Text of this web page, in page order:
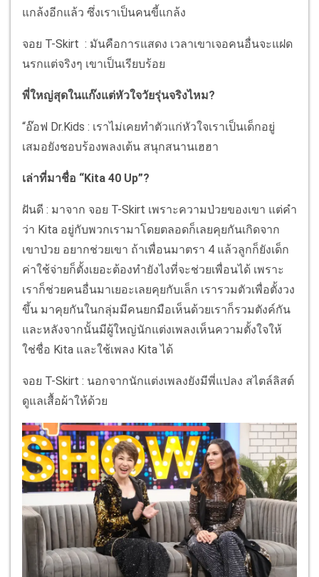
แกล้งอีกแล้ว ซึ่งเราเป็นคนขี้แกล้ง
จอย T-Skirt : มันคือการแสดง เวลาเขาเจอคนอื่นจะแฝด
นรกแต่จริงๆ เขาเป็นเรียบร้อย
พี่ใหญ่สุดในแก๊งแต่หัวใจวัยรุ่นจริงไหม?
“อ๊อฟ Dr.Kids : เราไม่เคยทำตัวแก่หัวใจเราเป็นเด็กอยู่
เสมอยังชอบร้องพลงเต้น สนุกสนานเฮฮา
เล่าที่มาชื่อ “Kita 40 Up”?
ฝันดี : มาจาก จอย T-Skirt เพราะความป่วยของเขา แต่คำ
ว่า Kita อยู่กับพวกเรามาโดยตลอดก็เลยคุยกันเกิดจาก
เขาป่วย อยากช่วยเขา ถ้าเพื่อนมาตรา 4 แล้วลูกก็ยังเด็ก
ค่าใช้จ่ายก็ตั้งเยอะต้องทำยังไงที่จะช่วยเพื่อนได้ เพราะ
เราก็ช่วยคนอื่นมาเยอะเลยคุยกับเล็ก เรารวมตัวเพื่อตั้งวง
ขึ้น มาคุยกันในกลุ่มมีคนยกมือเห็นด้วยเราก็รวมตังค์กัน
และหลังจากนั้นมีผู้ใหญ่นักแต่งเพลงเห็นความตั้งใจให้
ใช่ชื่อ Kita และใช้เพลง Kita ได้
จอย T-Skirt : นอกจากนักแต่งเพลงยังมีพี่แปลง สไตล์ลิสต์
ดูแลเสื้อผ้าให้ด้วย